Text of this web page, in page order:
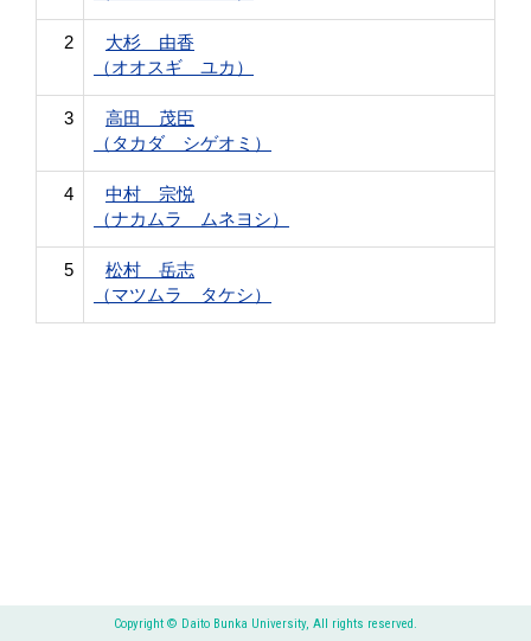
2
大杉 由香
（オオスギ ユカ）
3
高田 茂臣
（タカダ シゲオミ）
4
中村 宗悦
（ナカムラ ムネヨシ）
5
松村 岳志
（マツムラ タケシ）
Copyright © Daito Bunka University, All rights reserved.